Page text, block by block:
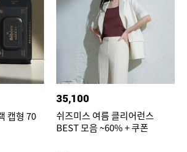
캡형 70
35,100
쉬즈미스 여름 클리어런스
BEST 모음 ~60% + 쿠폰